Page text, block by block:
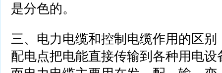
是分色的。
三、电力电缆和控制电缆作用的区
配电点把电能直接传输到各种用电